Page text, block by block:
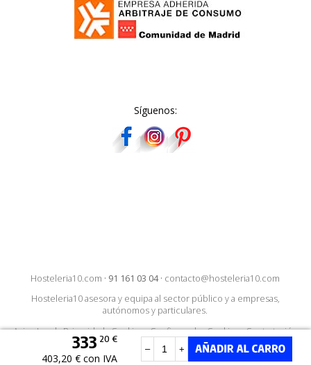
333 20 €
403,20 € con IVA
– +
Síguenos:
Hosteleria10.com · 91 161 03 04· contacto@hosteleria10.com
Hosteleria10 asesora y equipa al sector público y a empresas,
autónomos y particulares.
Aviso Legal·Privacidad·Cookies·Configurar las Cookies·Contratación